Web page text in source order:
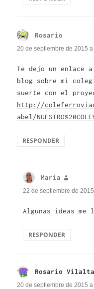
Rosario
20 de septiembre de 2015
Te dejo un enlace
blog sobre mi
suerte con el
http://
abel/
RESPONDER
María
22 de septiembre de
Algunas ideas me
RESPONDER
Rosario Vilalta
20 de septiembre de 2015